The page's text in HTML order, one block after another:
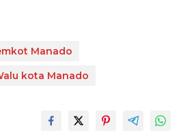
Manado
kota Manado